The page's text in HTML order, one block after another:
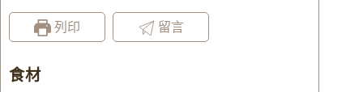
列印 留言
食材